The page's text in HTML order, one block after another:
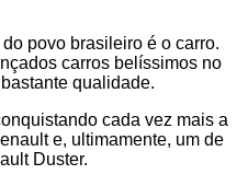
povo brasileiro é o carro.
carros belíssimos no
qualidade.
cada vez mais a
e, ultimamente, um de
Duster.